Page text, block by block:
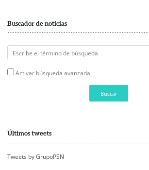
Buscador de noticias
Activar búsqueda avanzada
Buscar
Últimos tweets
Tweets by GrupoPSN